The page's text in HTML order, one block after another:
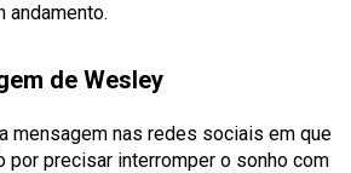
andamento.
de Wesley
mensagem nas redes sociais em que
por precisar interromper o sonho com